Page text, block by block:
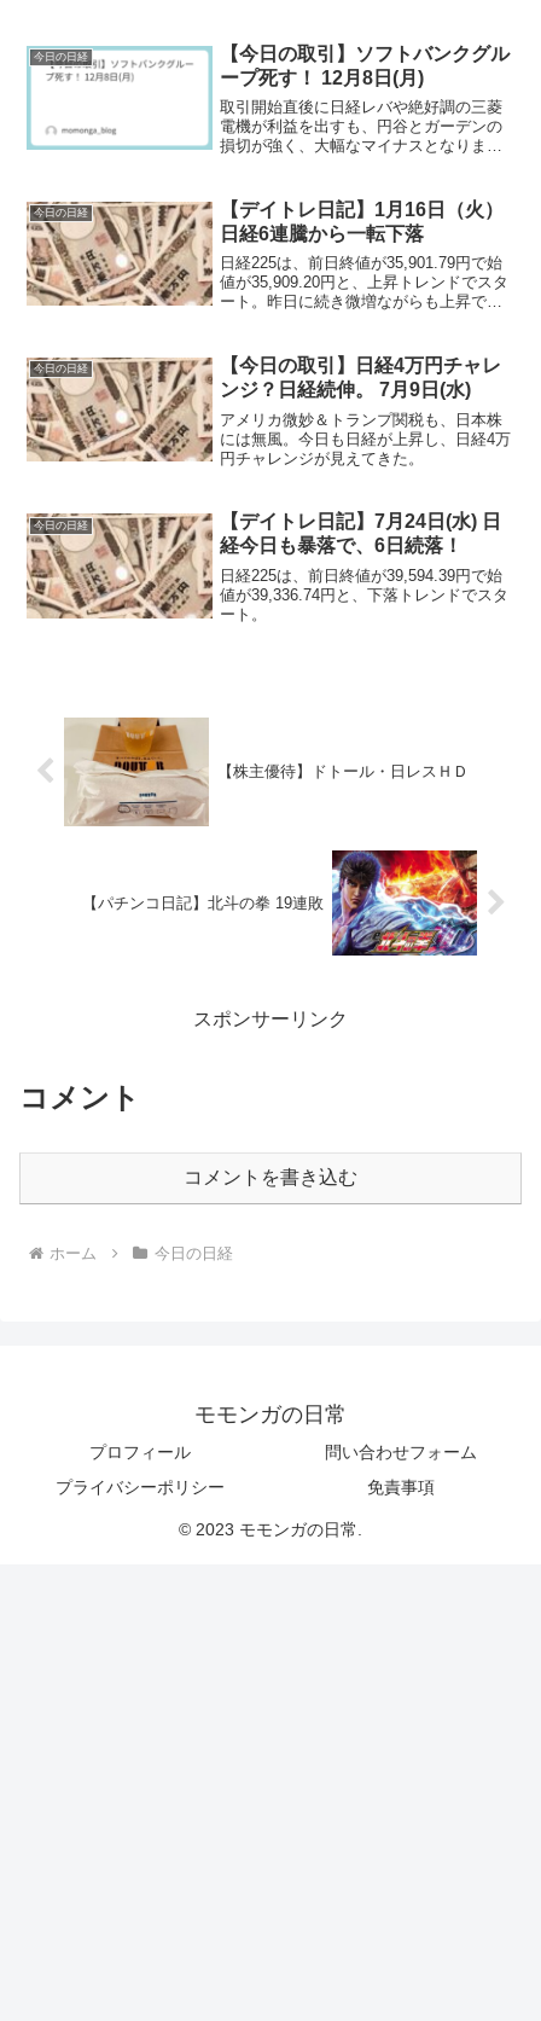
今日の日経
【今日の取引】ソフトバンクグル
ープ死す！ 12月8日(月)
取引開始直後に日経レバや絶好調の三菱
電機が利益を出すも、円谷とガーデンの
損切が強く、大幅なマイナスとなりまし
今日の日経
【デイトレ日記】1月16日（火）
日経6連騰から一転下落
日経225は、前日終値が35,901.79円で始
値が35,909.20円と、上昇トレンドでスタ
ート。昨日に続き微増ながらも上昇でス
か、上昇する地合いもありましたが、基
本的に下降トレンドで進み、280円近く下
げて取引終了です。
今日の日経
【今日の取引】日経4万円チャレ
ンジ？日経続伸。 7月9日(水)
アメリカ微妙＆トランプ関税も、日本株
には無風。今日も日経が上昇し、日経4万
円チャレンジが見えてきた。
今日の日経
【デイトレ日記】7月24日(水) 日
経今日も暴落で、6日続落！
日経225は、前日終値が39,594.39円で始
値が39,336.74円と、下落トレンドでスタ
ート。
【株主優待】ドトール・日レスＨＤ
【パチンコ日記】北斗の拳 19連敗
スポンサーリンク
コメント
コメントを書き込む
ホーム 今日の日経
モモンガの日常
プロフィール
問い合わせフォーム
プライバシーポリシー
免責事項
© 2023 モモンガの日常.